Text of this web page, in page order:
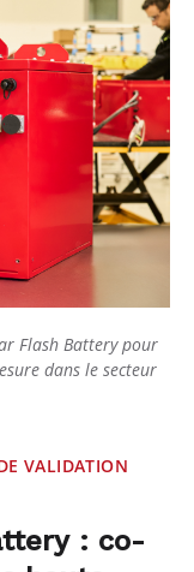
Flash Battery pour
dans le secteur
VALIDATION
: co-